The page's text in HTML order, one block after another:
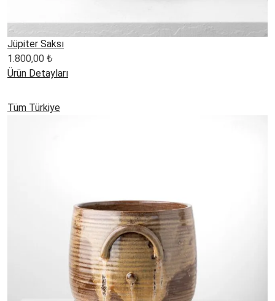
Jüpiter Saksı
1.800,00 ₺
Ürün Detayları
Tüm Türkiye